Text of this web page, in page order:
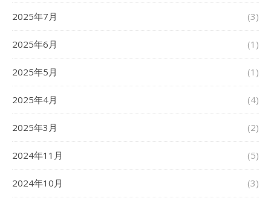
2025年7月 (3)
2025年6月 (1)
2025年5月 (1)
2025年4月 (4)
2025年3月 (2)
2024年11月 (5)
2024年10月 (3)